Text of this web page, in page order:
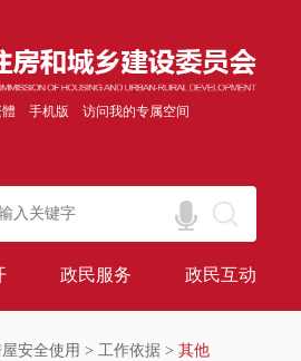
手机版 访问我的专属空间
政民服务 政民互动
屋安全使用 >工作依据 >其他